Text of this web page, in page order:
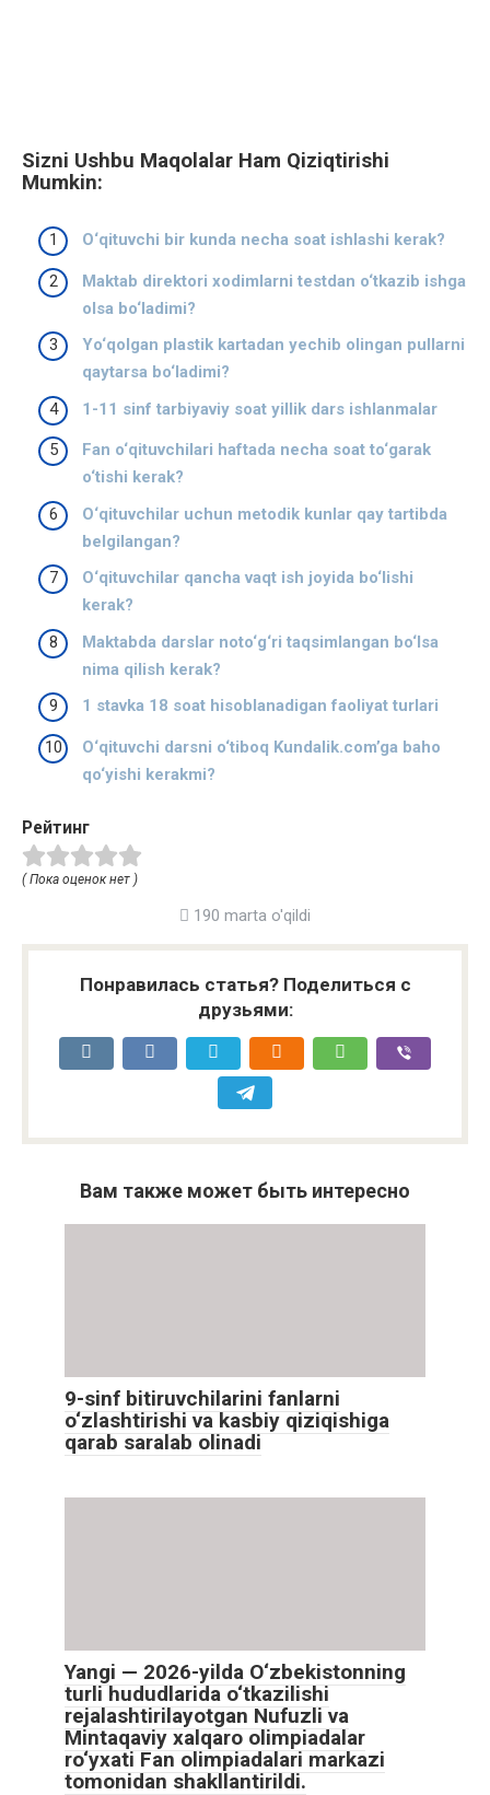
Sizni Ushbu Maqolalar Ham Qiziqtirishi
Mumkin:
O‘qituvchi bir kunda necha soat ishlashi kerak?
Maktab direktori xodimlarni testdan o‘tkazib ishga
olsa bo‘ladimi?
Yo‘qolgan plastik kartadan yechib olingan pullarni
qaytarsa bo‘ladimi?
1-11 sinf tarbiyaviy soat yillik dars ishlanmalar
Fan o‘qituvchilari haftada necha soat to‘garak
o‘tishi kerak?
O‘qituvchilar uchun metodik kunlar qay tartibda
belgilangan?
O‘qituvchilar qancha vaqt ish joyida bo‘lishi
kerak?
Maktabda darslar noto‘g‘ri taqsimlangan bo‘lsa
nima qilish kerak?
1 stavka 18 soat hisoblanadigan faoliyat turlari
O‘qituvchi darsni o‘tiboq Kundalik.com’ga baho
qo‘yishi kerakmi?
Рейтинг
( Пока оценок нет )
190 marta o'qildi
Понравилась статья? Поделиться с
друзьями:
Вам также может быть интересно
9-sinf bitiruvchilarini fanlarni
o‘zlashtirishi va kasbiy qiziqishiga
qarab saralab olinadi
Yangi — 2026-yilda O‘zbekistonning
turli hududlarida o‘tkazilishi
rejalashtirilayotgan Nufuzli va
Mintaqaviy xalqaro olimpiadalar
ro‘yxati Fan olimpiadalari markazi
tomonidan shakllantirildi.